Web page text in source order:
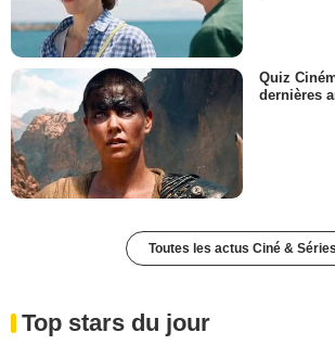
Quiz
dernières
Toutes les actus Ciné & Séries
Top stars du jour